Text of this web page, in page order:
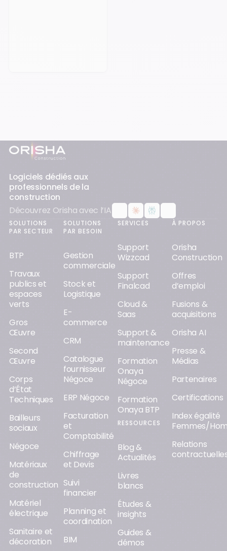
Pied-de-page
Logiciels dédiés aux
professionnels de la
construction
Découvrez Orisha avec l’IA
SOLUTIONS
PAR SECTEUR
BTP
Travaux
publics et
espaces
verts
Gros
Œuvre
Second
Œuvre
Corps
d’État
Techniques
Bailleurs
sociaux
Négoce
Matériaux
de
construction
Matériel
électrique
Sanitaire et
décoration
SOLUTIONS
PAR BESOIN
Gestion
commerciale
Stock et
Logistique
E-
commerce
CRM
Catalogue
fournisseur
Négoce
ERP Négoce
Facturation
et
Comptabilité
Chiffrage
et Devis
Suivi
financier
Planning et
coordination
BIM
SERVICES
Support
Wizzcad
Support
Finalcad
Cloud &
Saas
Support &
maintenance
Formation
Onaya
Négoce
Formation
Onaya BTP
RESSOURCES
Blog &
Actualités
Livres
blancs
Études &
insights
Guides &
démos
À PROPOS
Orisha
Construction
Offres
d’emploi
Fusions &
acquisitions
Orisha AI
Presse &
Médias
Partenaires
Certifications
Index égalité
Femmes/
Relations